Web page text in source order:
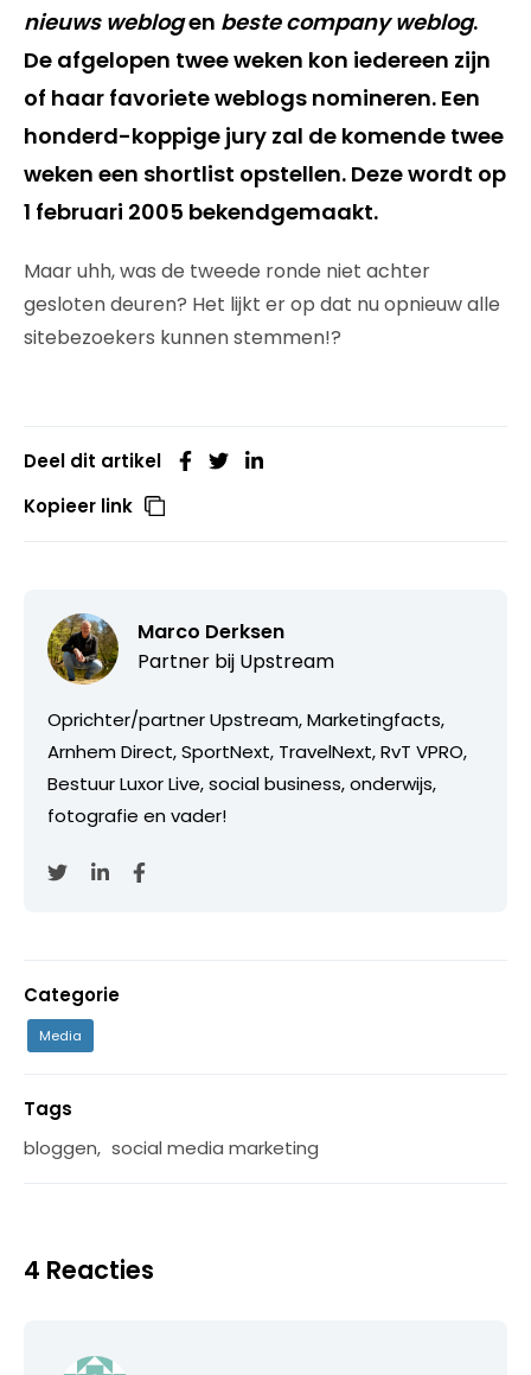
nieuws weblogen beste company weblog.
De afgelopen twee weken kon iedereen zijn
of haar favoriete weblogs nomineren. Een
honderd-koppige jury zal de komende twee
weken een shortlist opstellen. Deze wordt op
1 februari 2005 bekendgemaakt.
Maar uhh, was de tweede ronde niet achter
gesloten deuren? Het lijkt er op dat nu opnieuw alle
sitebezoekers kunnen stemmen!?
Deel dit artikel
Kopieer link
Marco Derksen
Partner bij Upstream
Oprichter/partner Upstream, Marketingfacts,
Arnhem Direct, SportNext, TravelNext, RvT VPRO,
Bestuur Luxor Live, social business, onderwijs,
fotografie en vader!
Categorie
Media
Tags
bloggen, social media marketing
4 Reacties